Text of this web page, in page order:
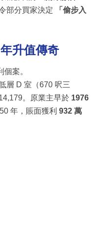
部分買家決定
「偷步入
升值傳奇
案。
層 D 室（670 呎三
。原業主早於 1976
年，賬面獲利 932 萬